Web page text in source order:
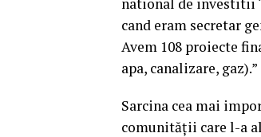
cand eram secretar
Avem 108 proiecte
apa, canalizare, gaz).”
Sarcina cea mai
comunității care l-a